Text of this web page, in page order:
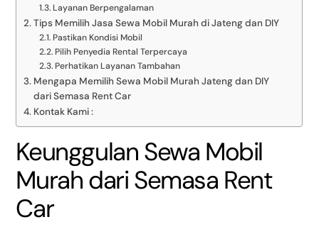
Layanan Berpengalaman
Tips Memilih Jasa Sewa Mobil Murah di Jateng dan DIY
Pastikan Kondisi Mobil
Pilih Penyedia Rental Terpercaya
Perhatikan Layanan Tambahan
Mengapa Memilih Sewa Mobil Murah Jateng dan DIY
dari Semasa Rent Car
Kontak Kami :
Keunggulan Sewa Mobil
Murah dari Semasa Rent
Car